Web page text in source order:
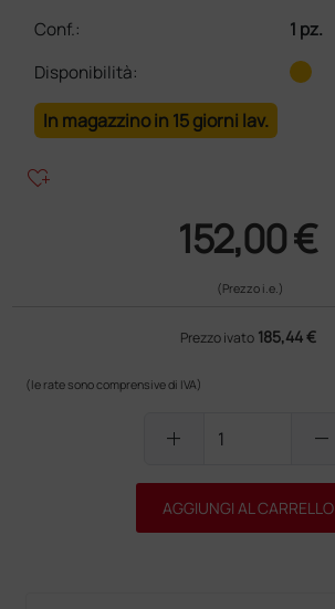
Conf.:
1 pz.
Disponibilità:
In magazzino in 15 giorni lav.
heart_plus
152,00 €
(Prezzo i.e.)
Prezzo ivato 185,44 €
(le rate sono comprensive di IVA)
add remove
AGGIUNGI AL CARRELLO